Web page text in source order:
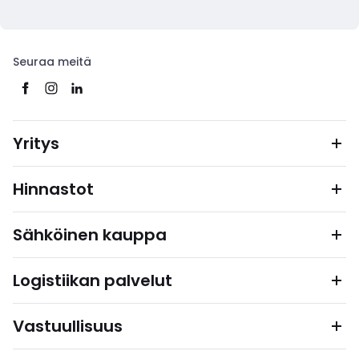
Seuraa meitä
Yritys
Hinnastot
Sähköinen kauppa
Logistiikan palvelut
Vastuullisuus